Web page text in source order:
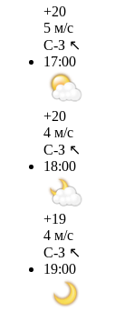
+20
5 м/с
С-З ↖
17:00
+20
4 м/с
С-З ↖
18:00
+19
4 м/с
С-З ↖
19:00